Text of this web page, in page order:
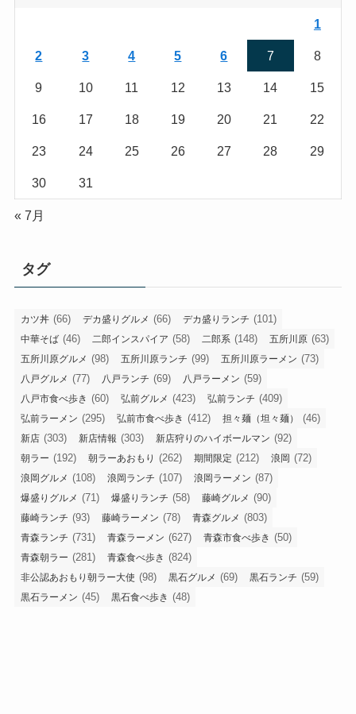
1
2 3 4 5 6 7 8
9 10 11 12 13 14 15
16 17 18 19 20 21 22
23 24 25 26 27 28 29
30 31
« 7月
タグ
カツ丼 (66) デカ盛りグルメ (66) デカ盛りランチ (101)
中華そば (46) 二郎インスパイア (58) 二郎系 (148) 五所川原 (63)
五所川原グルメ (98) 五所川原ランチ (99) 五所川原ラーメン (73)
八戸グルメ (77) 八戸ランチ (69) 八戸ラーメン (59)
八戸市食べ歩き (60) 弘前グルメ (423) 弘前ランチ (409)
弘前ラーメン (295) 弘前市食べ歩き (412) 担々麺（坦々麺） (46)
新店 (303) 新店情報 (303) 新店狩りのハイボールマン (92)
朝ラー (192) 朝ラーあおもり (262) 期間限定 (212) 浪岡 (72)
浪岡グルメ (108) 浪岡ランチ (107) 浪岡ラーメン (87)
爆盛りグルメ (71) 爆盛りランチ (58) 藤崎グルメ (90)
藤崎ランチ (93) 藤崎ラーメン (78) 青森グルメ (803)
青森ランチ (731) 青森ラーメン (627) 青森市食べ歩き (50)
青森朝ラー (281) 青森食べ歩き (824)
非公認あおもり朝ラー大使 (98) 黒石グルメ (69) 黒石ランチ (59)
黒石ラーメン (45) 黒石食べ歩き (48)